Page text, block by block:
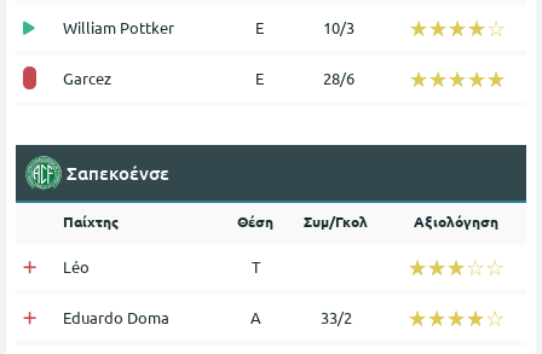
William Pottker Ε 10/3 ☆☆☆☆☆
★★★★★
Garcez Ε 28/6 ☆☆☆☆☆
★★★★★
Σαπεκοένσε
Παίχτης Θέση Συμ/Γκολ Αξιολόγηση
Léo Τ ☆☆☆☆☆
★★★★★
Eduardo Doma Α 33/2 ☆☆☆☆☆
★★★★★